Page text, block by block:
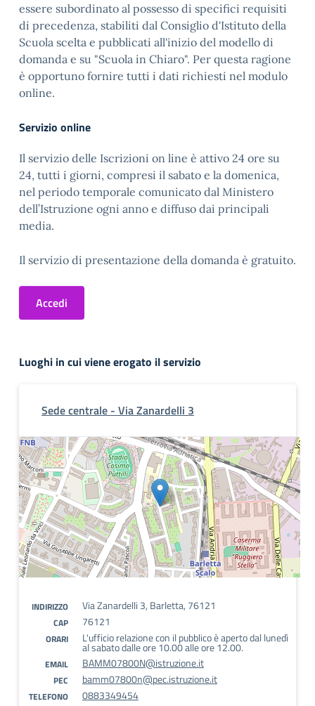
essere subordinato al possesso di specifici requisiti
di precedenza, stabiliti dal Consiglio d'Istituto della
Scuola scelta e pubblicati all'inizio del modello di
domanda e su "Scuola in Chiaro". Per questa ragione
è opportuno fornire tutti i dati richiesti nel modulo
online.
Servizio online
Il servizio delle Iscrizioni on line è attivo 24 ore su
24, tutti i giorni, compresi il sabato e la domenica,
nel periodo temporale comunicato dal Ministero
dell’Istruzione ogni anno e diffuso dai principali
media.
Il servizio di presentazione della domanda è gratuito.
Accedi
Luoghi in cui viene erogato il servizio
Sede centrale - Via Zanardelli 3
INDIRIZZO Via Zanardelli 3, Barletta, 76121
CAP 76121
ORARI L'ufficio relazione con il pubblico è aperto dal lunedì
al sabato dalle ore 10.00 alle ore 12.00.
EMAIL BAMM07800N@istruzione.it
PEC bamm07800n@pec.istruzione.it
TELEFONO
0883349454